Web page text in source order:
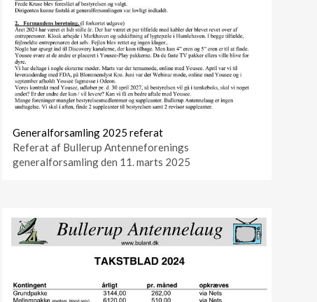
Generalforsamling 2025 referat
Referat af Bullerup Antenneforenings
generalforsamling den 11. marts 2025